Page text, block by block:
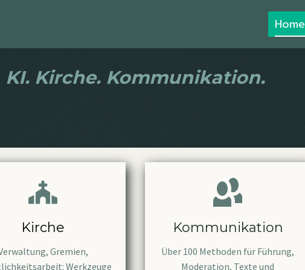
Home
KI. Kirche. Kommunikation.
Kirche
Gremien,
Werkzeuge
Kommunikation
Über 100 Methoden für Führung,
Moderation, Texte und